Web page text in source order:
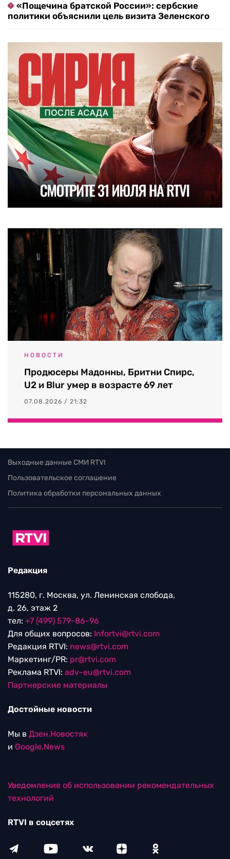
«Пощечина братской России»: сербские
политики объяснили цель визита Зеленского
НОВОСТИ
Продюсеры Мадонны, Бритни Спирс,
U2 и Blur умер в возрасте 69 лет
07.08.2026 / 21:32
Выходные данные СМИ RTVI
Пользовательское соглашение
Политика обработки персональных данных
Редакция
115280, г. Москва, ул. Ленинская слобода,
д. 26, этаж 2
тел: +7 (499) 579-86-96
Для общих вопросов: Infortvi@rtvi.com
Редакция RTVI: news@rtvi.com
Маркетинг/PR: pr@rtvi.com
Реклама RTVI: adv-eu@rtvi.com
Партнерские материалы
Достойные новости
Мы в Дзен.Новостях
и Google.News
Уведомление об использовании рекомендательных
технологий
RTVI в соцсетях